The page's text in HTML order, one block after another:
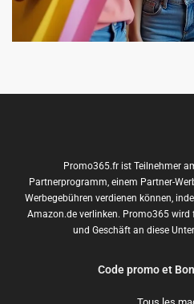
Promo365.fr ist Teilnehmer
Partnerprogramm, einem Partner-
Werbegebühren verdienen können,
Amazon.de verlinken. Promo365 wird
und Geschäft an diese
Code promo et